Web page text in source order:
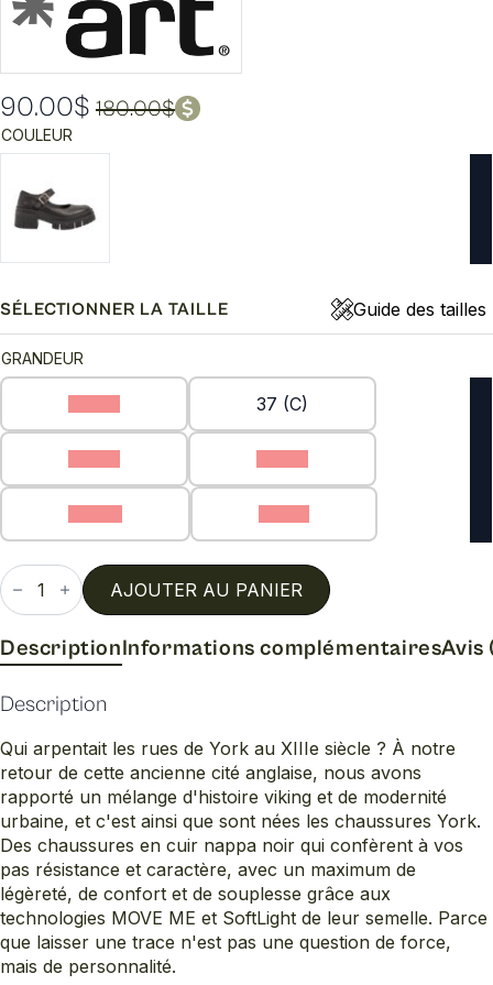
180.00$
Le
prix
initial
était :
180.00$.
90.00$
Le
prix
actuel
est :
90.00$.
COULEUR
SÉLECTIONNER LA TAILLE Guide des tailles
GRANDEUR
37 (C)
quantité
de
York
AJOUTER AU PANIER
DescriptionInformations complémentairesAvis
Description
Qui arpentait les rues de York au XIIIe siècle ? À notre
retour de cette ancienne cité anglaise, nous avons
rapporté un mélange d'histoire viking et de modernité
urbaine, et c'est ainsi que sont nées les chaussures York.
Des chaussures en cuir nappa noir qui confèrent à vos
pas résistance et caractère, avec un maximum de
légèreté, de confort et de souplesse grâce aux
technologies MOVE ME et SoftLight de leur semelle. Parce
que laisser une trace n'est pas une question de force,
mais de personnalité.